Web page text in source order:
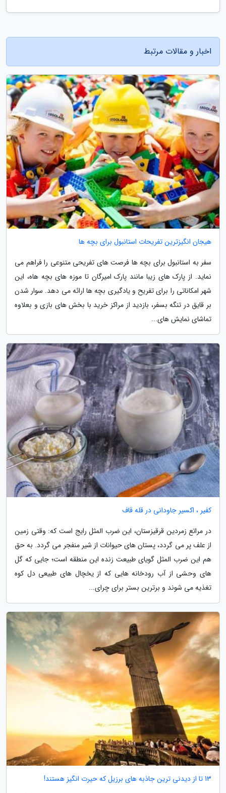
اخبار و مقالات مرتبط
هیجان انگیزترین تفریحات استانبول برای بچه ها
سفر به استانبول برای بچه ها فرصت های تفریحی متنوعی را فراهم می
نماید. از پارک های زیبا مانند پارک امیرگان تا موزه های بچه هاه، این
شهر امکاناتی را برای تفریح و یادگیری بچه ها ارائه می دهد. سوار شدن
بر قایق در تنگه بسفر، بازدید از مراکز خرید با بخش های بازی و بعلاوه
تماشای نمایش های...
کفیر ، اکسیر جاودانی در قله قاف
در مراتع زمردین قرقیزستان، این ضرب المثل رایج است که: وقتی زمین
از علف پر می گردد، پستان های حیوانات از شیر منفجر می گردد. به حق
هم این ضرب المثل گویای طبیعت زنده این منطقه است؛ جایی که گل
های وحشی از آب رودخانه هایی که از یخچال های طبیعی دل کوه
تغذیه می شوند و برترین بستر برای چرای...
13 تا از دیدنی ترین جاذبه های برزیل که حیرت انگیز هستند!